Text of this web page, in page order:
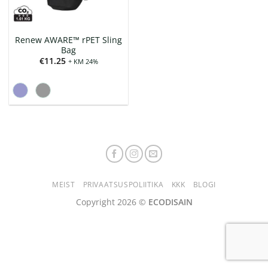
Renew AWARE™ rPET Sling
Bag
€11.25 + KM 24%
MEIST PRIVAATSUSPOLIITIKA KKK BLOGI
Copyright 2026 © ECODISAIN